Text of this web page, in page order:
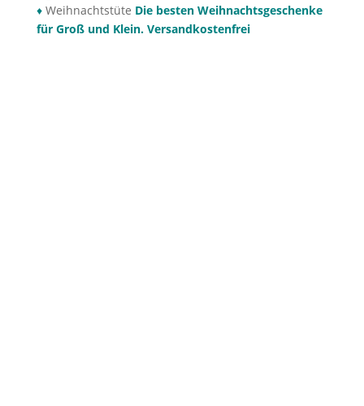
♦Weihnachtstüte Die besten Weihnachtsgeschenke
für Groß und Klein. Versandkostenfrei